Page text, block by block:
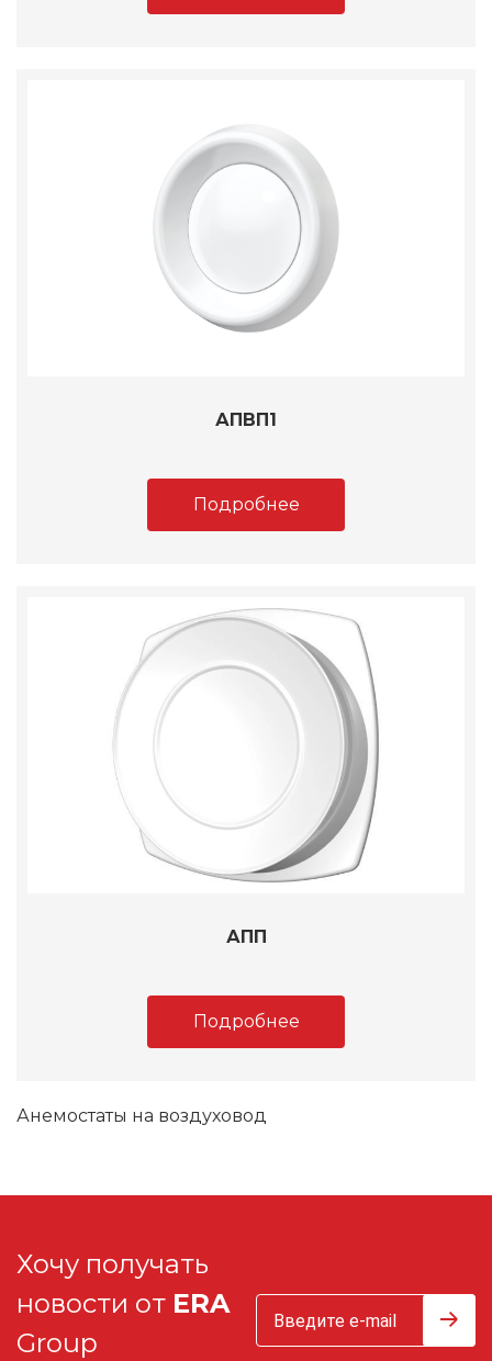
АПВП1
Подробнее
АПП
Подробнее
Анемостаты на воздуховод
Хочу получать
новости от ERA
Group